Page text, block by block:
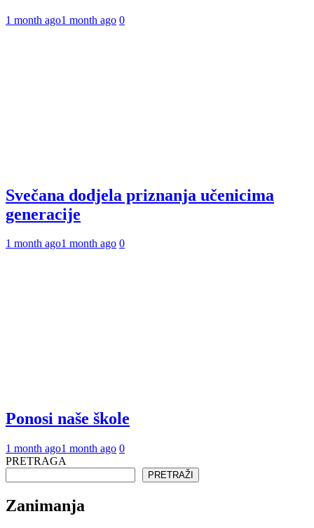
1 month ago1 month ago 0
Svečana dodjela priznanja učenicima
generacije
1 month ago1 month ago 0
Ponosi naše škole
1 month ago1 month ago 0
PRETRAGA
PRETRAŽI
Zanimanja